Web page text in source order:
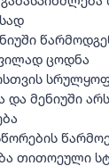
ცოდნა
და მენიუში
თითოეული